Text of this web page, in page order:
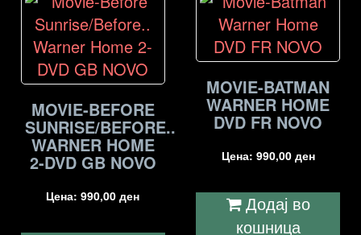
MOVIE-BEFORE
SUNRISE/BEFORE..
WARNER HOME
2-DVD GB NOVO
Цена:990,00ден
MOVIE-BATMAN
WARNER HOME
DVD FR NOVO
Цена: 990,00 ден
Додај во
кошница